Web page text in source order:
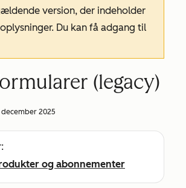
version, der indeholder
Du kan få adgang til
(legacy)
december 2025
og abonnementer